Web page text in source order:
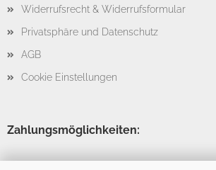
Widerrufsrecht & Widerrufsformular
Privatsphäre und Datenschutz
AGB
Cookie Einstellungen
Zahlungsmöglichkeiten: